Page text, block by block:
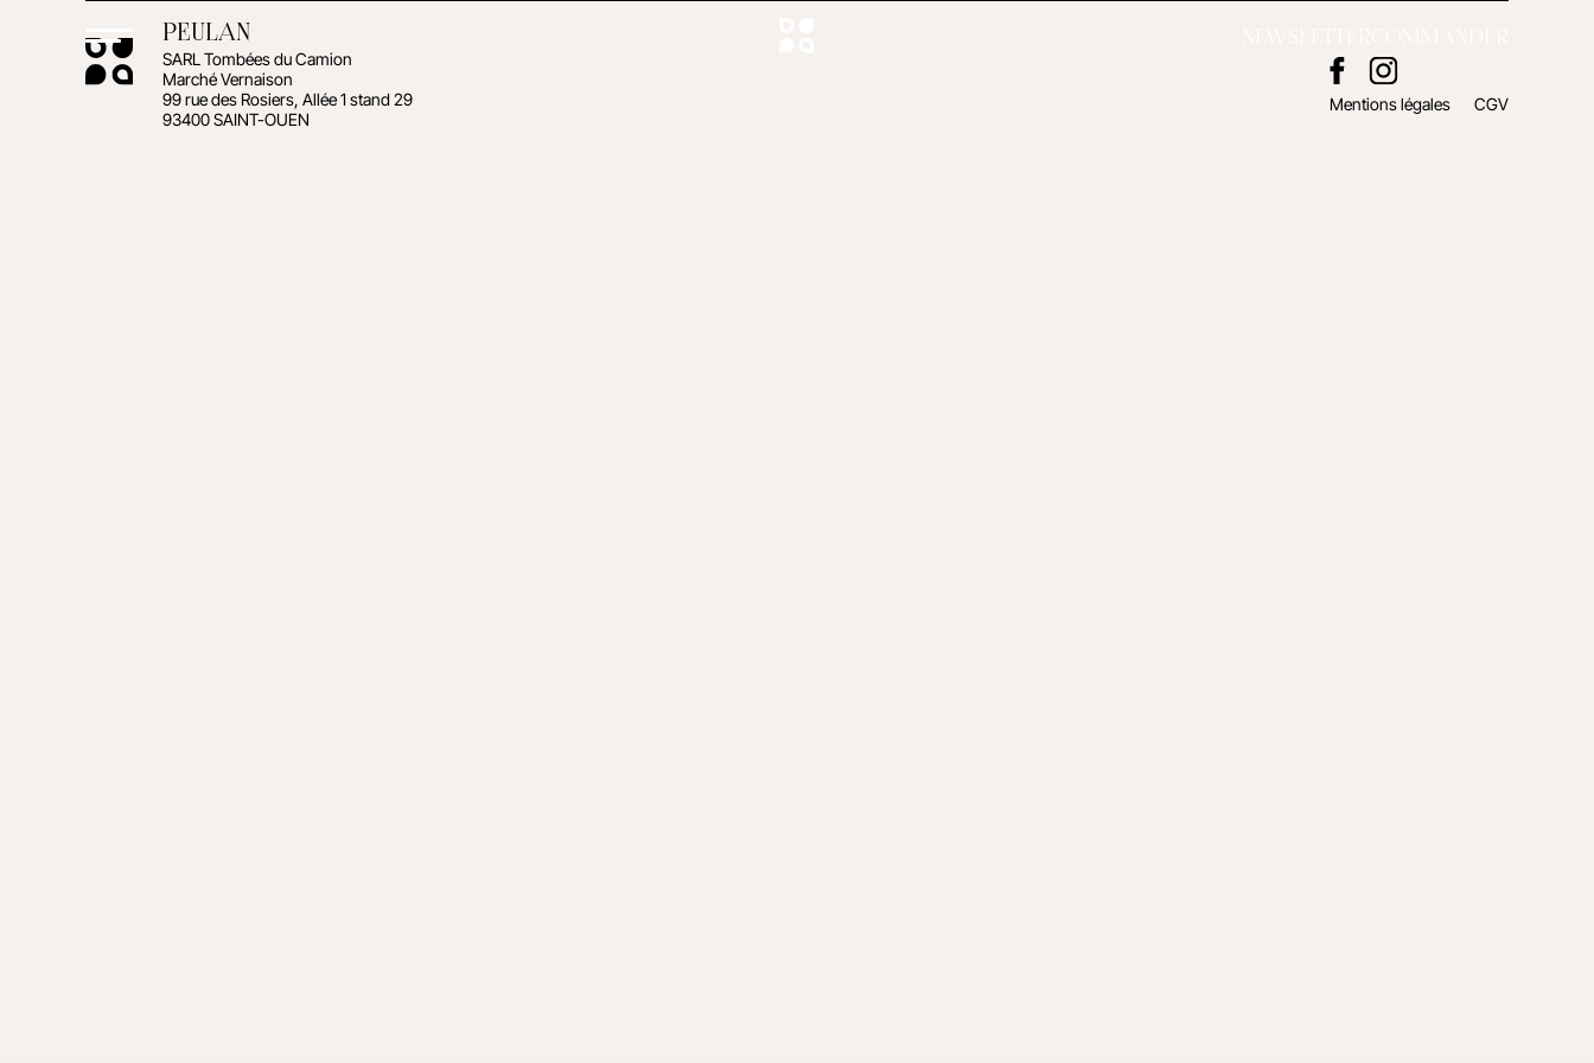
PEULAN
SARL Tombées du Camion
Marché Vernaison
99 rue des Rosiers, Allée 1 stand 29
93400 SAINT-OUEN
Mentions légales CGV